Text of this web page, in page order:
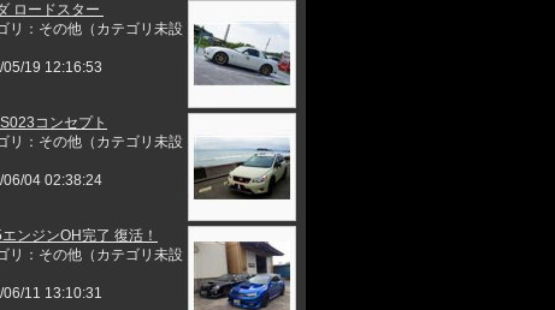
ロードスター
リ：その他（カテゴリ未設
19 12:16:53
コンセプト
リ：その他（カテゴリ未設
06/04 02:38:24
ンジンOH完了 復活！
リ：その他（カテゴリ未設
11 13:10:31